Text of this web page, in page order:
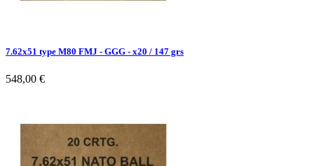
7.62x51 type M80 FMJ - GGG - x20 / 147 grs
548,00 €